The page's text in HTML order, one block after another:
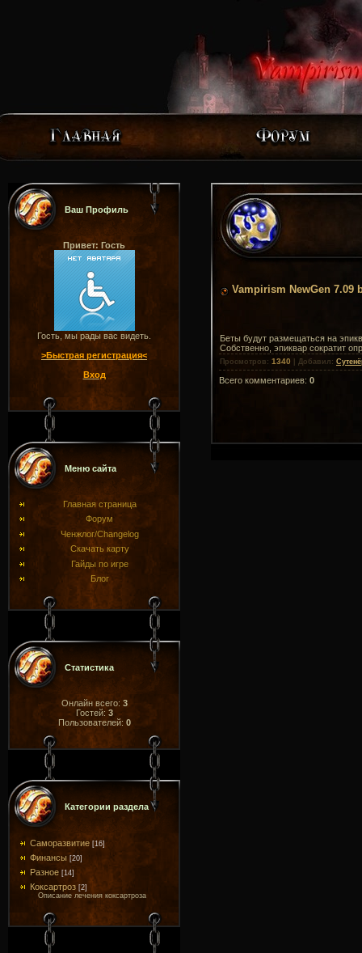
Ваш Профиль
Привет: Гость
Гость, мы рады вас видеть.
>Быстрая регистрация<
Вход
Меню сайта
Главная страница
Форум
Ченжлог/Changelog
Скачать карту
Гайды по игре
Блог
Статистика
Онлайн всего: 3
Гостей: 3
Пользователей: 0
Категории раздела
Саморазвитие [16]
Финансы [20]
Разное [14]
Коксартроз [2]
Описание лечения коксартроза
Vampirism NewGen 7.09
Беты будут размещаться на
Собственно, эпиквар сократит
Просмотров : 1340 Добавил :
Всего комментариев: 0